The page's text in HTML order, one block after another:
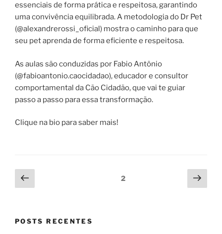
essenciais de forma prática e respeitosa, garantindo
uma convivência equilibrada. A metodologia do Dr Pet
(@alexandrerossi_oficial) mostra o caminho para que
seu pet aprenda de forma eficiente e respeitosa.
As aulas são conduzidas por Fabio Antônio
(@fabioantonio.caocidadao), educador e consultor
comportamental da Cão Cidadão, que vai te guiar
passo a passo para essa transformação.
Clique na bio para saber mais!
2
POSTS RECENTES